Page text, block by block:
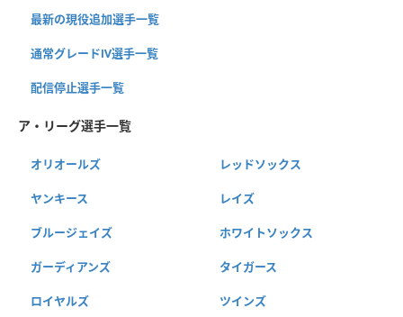
最新の現役追加選手一覧
通常グレードⅣ選手一覧
配信停止選手一覧
ア・リーグ選手一覧
オリオールズ レッドソックス
ヤンキース レイズ
ブルージェイズ ホワイトソックス
ガーディアンズ タイガース
ロイヤルズ ツインズ